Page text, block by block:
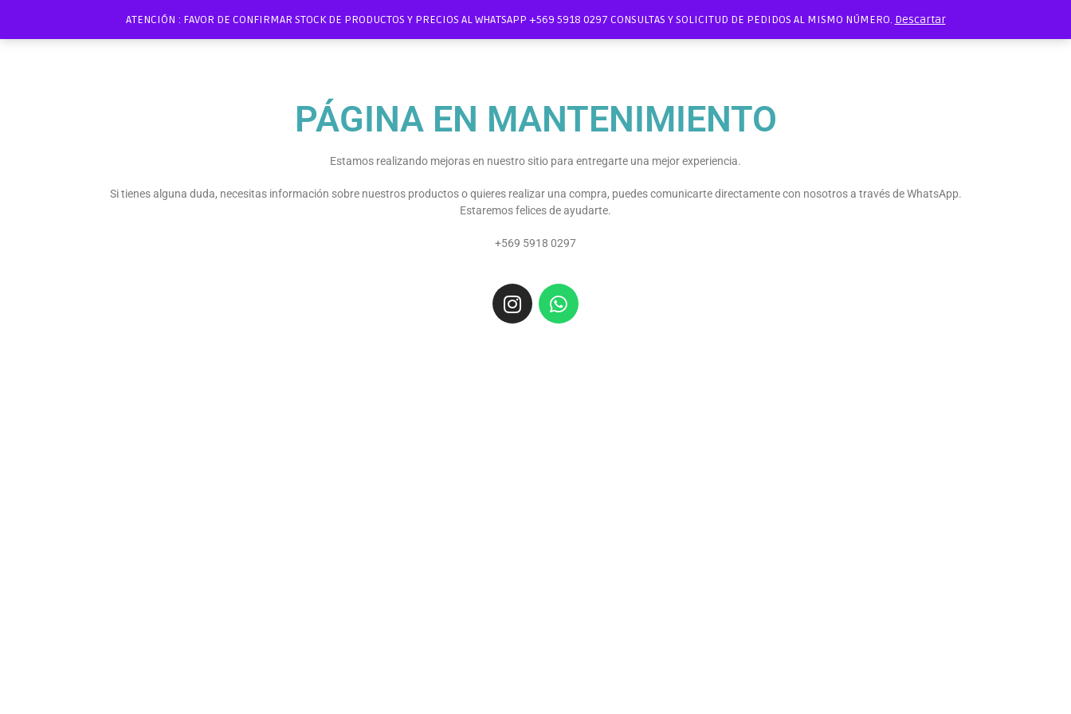
ATENCIÓN : FAVOR DE CONFIRMAR STOCK DE PRODUCTOS Y PRECIOS AL WHATSAPP +569 5918 0297 CONSULTAS Y SOLICITUD DE PEDIDOS AL MISMO NÚMERO. Descartar
PÁGINA EN MANTENIMIENTO
Estamos realizando mejoras en nuestro sitio para entregarte una mejor experiencia.
Si tienes alguna duda, necesitas información sobre nuestros productos o quieres realizar una compra, puedes comunicarte directamente con nosotros a través de WhatsApp.
Estaremos felices de ayudarte.
+569 5918 0297